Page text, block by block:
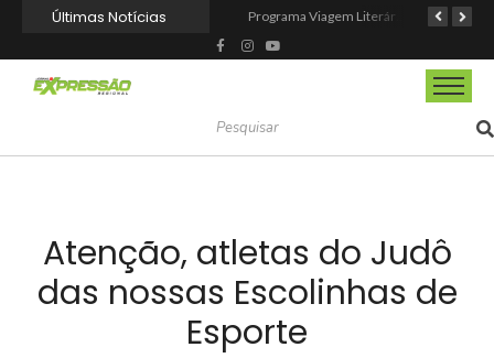
Últimas Notícias
Atenção, atletas do Judô
das nossas Escolinhas de
Esporte